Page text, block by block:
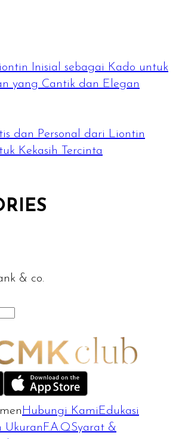
Inisial sebagai Kado untuk
yang Cantik dan Elegan
dan Personal dari Liontin
Kekasih Tercinta
& co.
Hubungi Kami Edukasi
Ukuran F.A.QSyarat &